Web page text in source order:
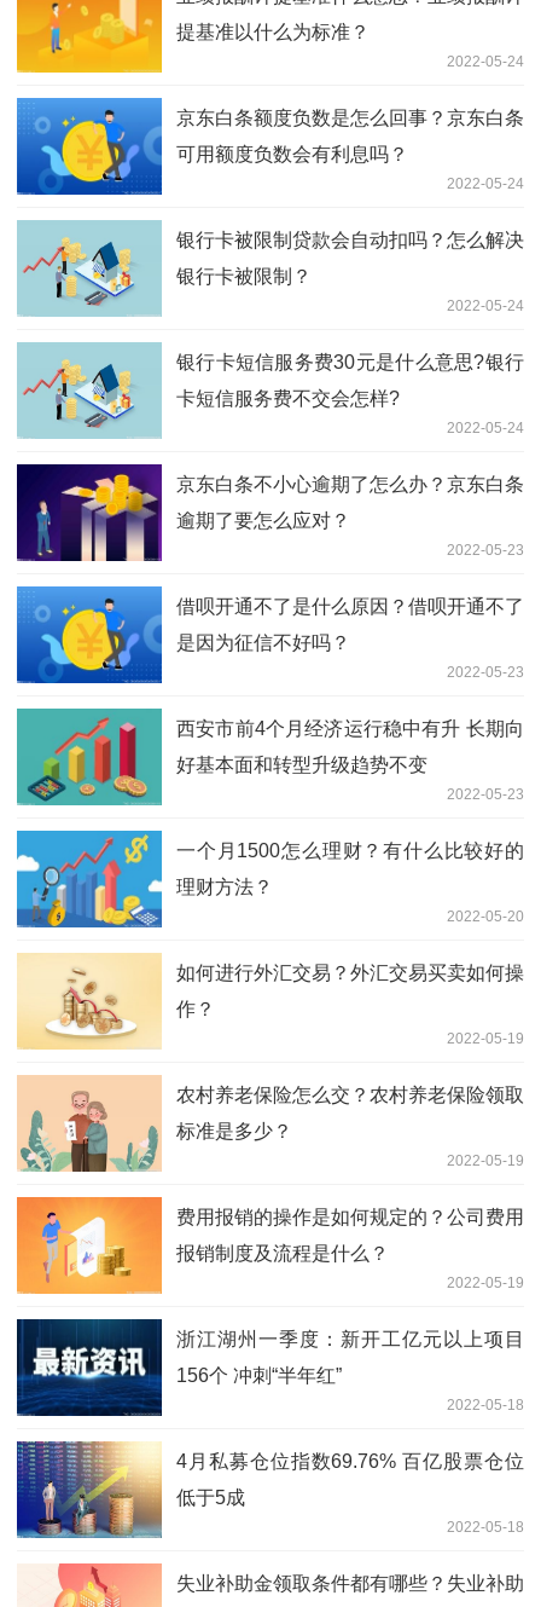
提基准以什么为标准？
2022-05-24
京东白条额度负数是怎么回事？京东白条
可用额度负数会有利息吗？
2022-05-24
银行卡被限制贷款会自动扣吗？怎么解决
银行卡被限制？
2022-05-24
银行卡短信服务费30元是什么意思?银行
卡短信服务费不交会怎样?
2022-05-24
京东白条不小心逾期了怎么办？京东白条
逾期了要怎么应对？
2022-05-23
借呗开通不了是什么原因？借呗开通不了
是因为征信不好吗？
2022-05-23
西安市前4个月经济运行稳中有升 长期向
好基本面和转型升级趋势不变
2022-05-23
一个月1500怎么理财？有什么比较好的
理财方法？
2022-05-20
如何进行外汇交易？外汇交易买卖如何操
作？
2022-05-19
农村养老保险怎么交？农村养老保险领取
标准是多少？
2022-05-19
费用报销的操作是如何规定的？公司费用
报销制度及流程是什么？
2022-05-19
浙江湖州一季度：新开工亿元以上项目
156个 冲刺“半年红”
2022-05-18
4月私募仓位指数69.76% 百亿股票仓位
低于5成
2022-05-18
失业补助金领取条件都有哪些？失业补助